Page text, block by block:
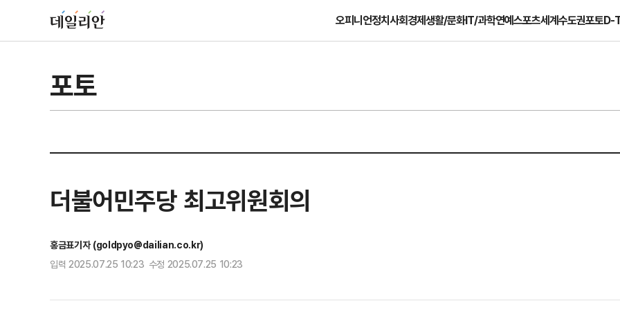
오피니언정치사회경제생활/문화IT/과학연예스포츠세계수도권포토D-
포토
더불어민주당 최고위원회의
홍금표기자 (goldpyo@dailian.co.kr)
입력 2025.07.25 10:23 수정 2025.07.25 10:23